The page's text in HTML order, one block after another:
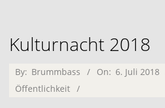
Kulturnacht 2018
2018-
07-
By: Brummbass On: 6. Juli 2018
Öffentlichkeit